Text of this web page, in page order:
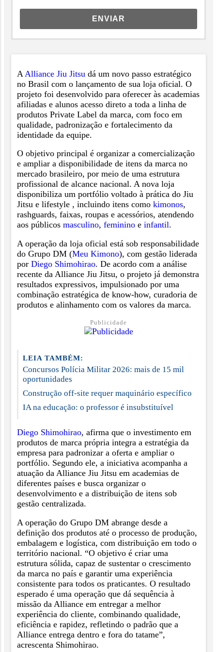
ENVIAR
A Alliance Jiu Jitsu dá um novo passo estratégico
no Brasil com o lançamento de sua loja oficial. O
projeto foi desenvolvido para oferecer às academias
afiliadas e alunos acesso direto a toda a linha de
produtos Private Label da marca, com foco em
qualidade, padronização e fortalecimento da
identidade da equipe.
O objetivo principal é organizar a comercialização
e ampliar a disponibilidade de itens da marca no
mercado brasileiro, por meio de uma estrutura
profissional de alcance nacional. A nova loja
disponibiliza um portfólio voltado à prática do Jiu
Jitsu e lifestyle , incluindo itens como kimonos,
rashguards, faixas, roupas e acessórios, atendendo
aos públicos masculino, feminino e infantil.
A operação da loja oficial está sob responsabilidade
do Grupo DM (Meu Kimono), com gestão liderada
por Diego Shimohirao. De acordo com a análise
recente da Alliance Jiu Jitsu, o projeto já demonstra
resultados expressivos, impulsionado por uma
combinação estratégica de know-how, curadoria de
produtos e alinhamento com os valores da marca.
Publicidade
LEIA TAMBÉM:
Concursos Polícia Militar 2026: mais de 15 mil
oportunidades
Construção off-site requer maquinário específico
IA na educação: o professor é insubstituível
Diego Shimohirao, afirma que o investimento em
produtos de marca própria integra a estratégia da
empresa para padronizar a oferta e ampliar o
portfólio. Segundo ele, a iniciativa acompanha a
atuação da Alliance Jiu Jitsu em academias de
diferentes países e busca organizar o
desenvolvimento e a distribuição de itens sob
gestão centralizada.
A operação do Grupo DM abrange desde a
definição dos produtos até o processo de produção,
embalagem e logística, com distribuição em todo o
território nacional. “O objetivo é criar uma
estrutura sólida, capaz de sustentar o crescimento
da marca no país e garantir uma experiência
consistente para todos os praticantes. O resultado
esperado é uma operação que dá sequência à
missão da Alliance em entregar a melhor
experiência do cliente, combinando qualidade,
eficiência e rapidez, refletindo o padrão que a
Alliance entrega dentro e fora do tatame”,
acrescenta Shimohirao.